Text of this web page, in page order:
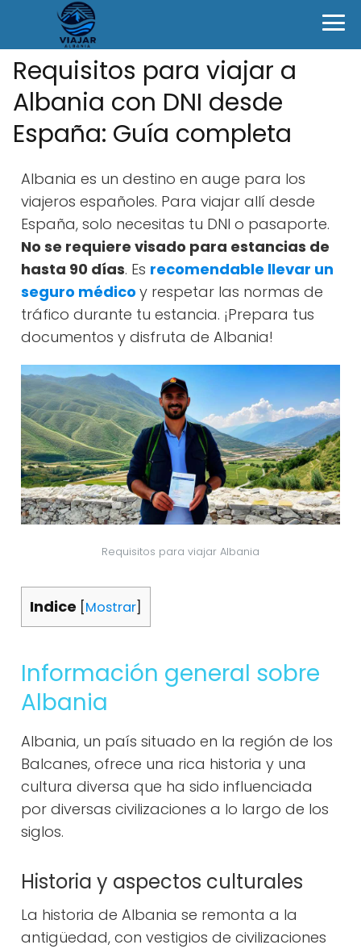
Requisitos para viajar a
Albania con DNI desde
España: Guía completa
Albania es un destino en auge para los
viajeros españoles. Para viajar allí desde
España, solo necesitas tu DNI o pasaporte.
No se requiere visado para estancias de
hasta 90 días. Es recomendable llevar un
seguro médico y respetar las normas de
tráfico durante tu estancia. ¡Prepara tus
documentos y disfruta de Albania!
Requisitos para viajar Albania
Indice [Mostrar]
Información general sobre
Albania
Albania, un país situado en la región de los
Balcanes, ofrece una rica historia y una
cultura diversa que ha sido influenciada
por diversas civilizaciones a lo largo de los
siglos.
Historia y aspectos culturales
La historia de Albania se remonta a la
antigüedad, con vestigios de civilizaciones